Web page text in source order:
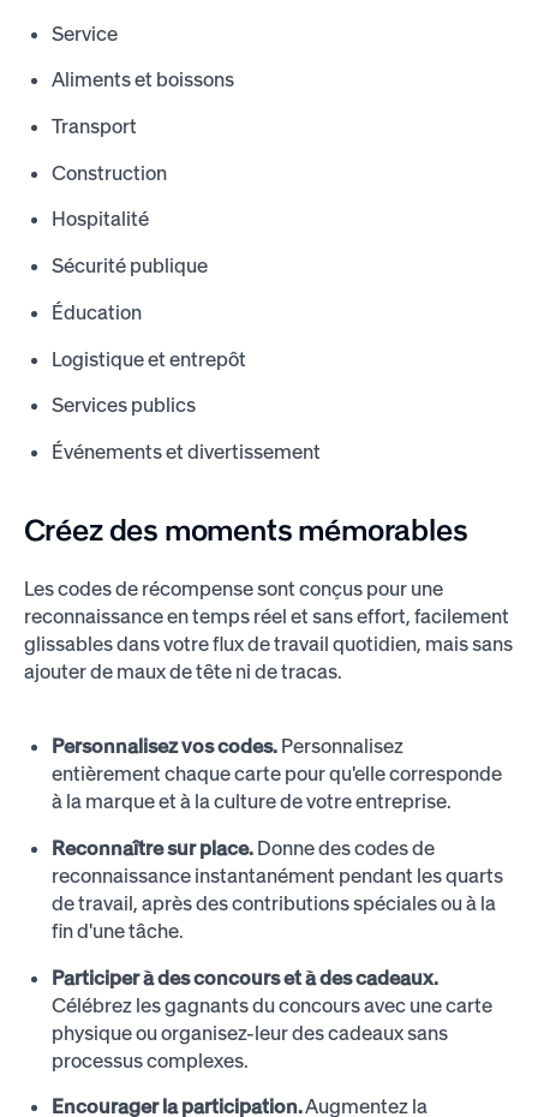
Service
Aliments et boissons
Transport
Construction
Hospitalité
Sécurité publique
Éducation
Logistique et entrepôt
Services publics
Événements et divertissement
Créez des moments mémorables
Les codes de récompense sont conçus pour une
reconnaissance en temps réel et sans effort, facilement
glissables dans votre flux de travail quotidien, mais sans
ajouter de maux de tête ni de tracas.
Personnalisez vos codes. Personnalisez
entièrement chaque carte pour qu'elle corresponde
à la marque et à la culture de votre entreprise.
Reconnaître sur place. Donne des codes de
reconnaissance instantanément pendant les quarts
de travail, après des contributions spéciales ou à la
fin d'une tâche.
Participer à des concours et à des cadeaux.
Célébrez les gagnants du concours avec une carte
physique ou organisez-leur des cadeaux sans
processus complexes.
Encourager la participation.Augmentez la